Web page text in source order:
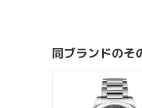
同ブランドのそ